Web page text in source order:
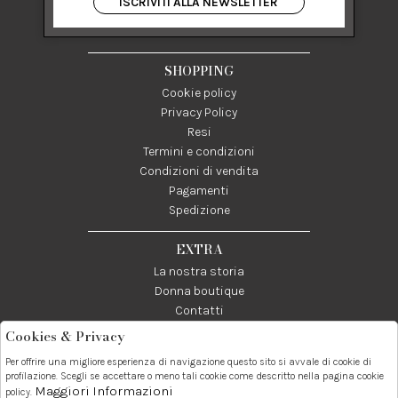
84122 Salerno Italia
P IVA 03024950655
SHOPPING
Cookie policy
Privacy Policy
Resi
Termini e condizioni
Condizioni di vendita
Pagamenti
Spedizione
EXTRA
La nostra storia
Donna boutique
Contatti
Telefono:
089237858
Whatsapp:
3338855601
Contatti:
info@donna1981.it
Cookies & Privacy
Per offrire una migliore esperienza di navigazione questo sito si avvale di cookie di
profilazione. Scegli se accettare o meno tali cookie come descritto nella pagina cookie
policy. Maggiori Informazioni